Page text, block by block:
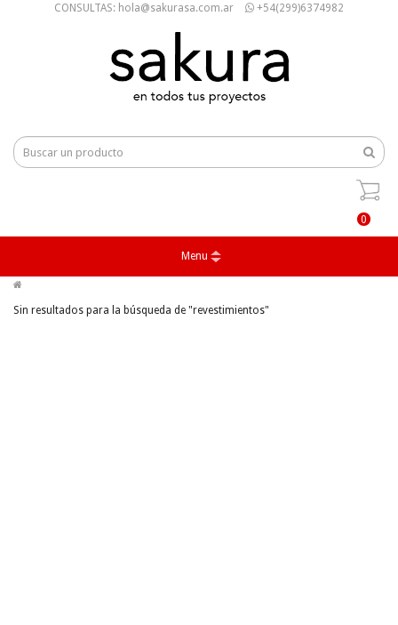
CONSULTAS: hola@sakurasa.com.ar +54(299)6374982
0
Menu
Sin resultados para la búsqueda de "revestimientos"